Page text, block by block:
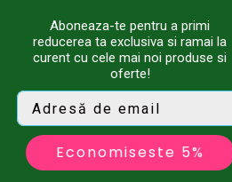
Aboneaza-te pentru a primi
reducerea ta exclusiva si ramai la
curent cu cele mai noi produse si
oferte!
Economiseste 5%